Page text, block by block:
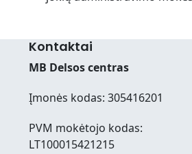
Kontaktai
MB Delsos centras
Įmonės kodas: 305416201
PVM mokėtojo kodas:
LT100015421215